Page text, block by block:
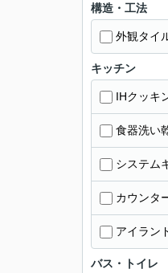
構造・工法
外観タイ
キッチン
IHクッキ
食器洗い
システム
カウンタ
アイラン
バス・トイレ